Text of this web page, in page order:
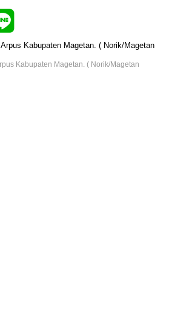
Kabupaten Magetan. ( Norik/Magetan